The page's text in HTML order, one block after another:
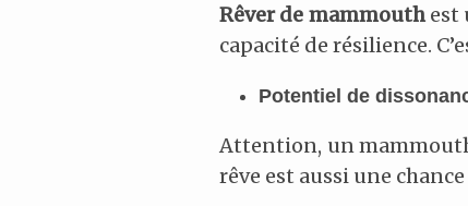
Rêver de mammouthest
capacité de résilience.
Potentiel de
Attention, un
rêve est aussi une